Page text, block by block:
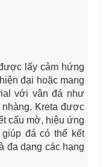
lấy cảm hứng
đại hoặc mang
với vân đá như
nhàng. Kreta được
cấu mờ, hiệu ứng
giúp đá có thể kết
đa dạng các hạng